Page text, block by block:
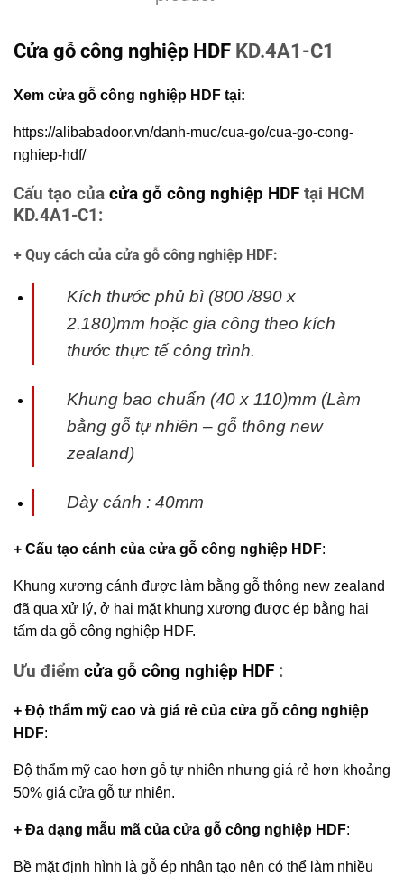
Cửa gỗ công nghiệp HDF KD.4A1-C1
Xem cửa gỗ công nghiệp HDF tại:
https://alibabadoor.vn/danh-muc/cua-go/cua-go-cong-
nghiep-hdf/
Cấu tạo của cửa gỗ công nghiệp HDF tại HCM
KD.4A1-C1:
+ Quy cách của cửa gỗ công nghiệp HDF:
Kích thước phủ bì (800 /890 x
2.180)mm hoặc gia công theo kích
thước thực tế công trình.
Khung bao chuẩn (40 x 110)mm (Làm
bằng gỗ tự nhiên – gỗ thông new
zealand)
Dày cánh : 40mm
+ Cấu tạo cánh của cửa gỗ công nghiệp HDF:
Khung xương cánh được làm bằng gỗ thông new zealand
đã qua xử lý, ở hai mặt khung xương được ép bằng hai
tấm da gỗ công nghiệp HDF.
Ưu điểm cửa gỗ công nghiệp HDF :
+ Độ thẩm mỹ cao và giá rẻ của cửa gỗ công nghiệp
HDF:
Độ thẩm mỹ cao hơn gỗ tự nhiên nhưng giá rẻ hơn khoảng
50% giá cửa gỗ tự nhiên.
+ Đa dạng mẫu mã của cửa gỗ công nghiệp HDF:
Bề mặt định hình là gỗ ép nhân tạo nên có thể làm nhiều